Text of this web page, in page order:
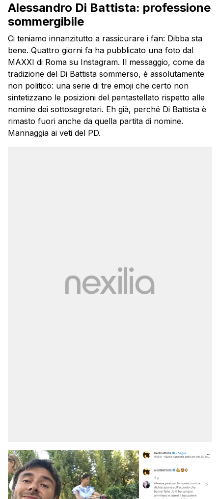
Alessandro Di Battista: professione
sommergibile
Ci teniamo innanzitutto a rassicurare i fan: Dibba sta
bene. Quattro giorni fa ha pubblicato una foto dal
MAXXI di Roma su Instagram. Il messaggio, come da
tradizione del Di Battista sommerso, è assolutamente
non politico: una serie di tre emoji che certo non
sintetizzano le posizioni del pentastellato rispetto alle
nomine dei sottosegretari. Eh già, perché Di Battista è
rimasto fuori anche da quella partita di nomine.
Mannaggia ai veti del PD.